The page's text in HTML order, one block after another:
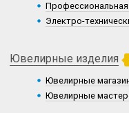
Профессиональная
Электро-
Ювелирные изделия
Ювелирные
Ювелирные